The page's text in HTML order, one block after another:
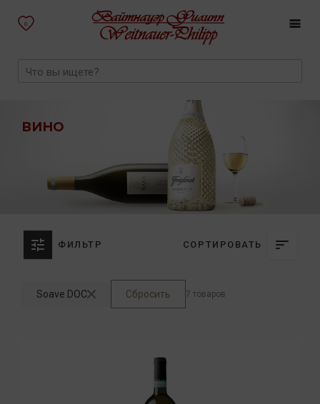
0
ВИНО
ФИЛЬТР СОРТИРОВАТЬ
Soave DOC Сбросить 7 товаров